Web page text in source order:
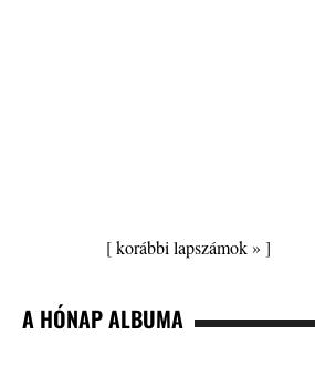
[korábbi lapszámok » ]
A HÓNAP ALBUMA